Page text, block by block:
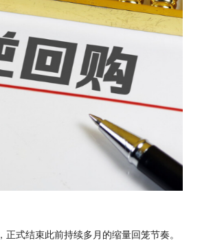
，正式结束此前持续多月的缩量回笼节奏。